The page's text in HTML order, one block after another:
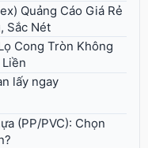
Quảng Cáo Giá Rẻ
Sắc Nét
Cong Tròn Không
lấy ngay
(PP/PVC): Chọn